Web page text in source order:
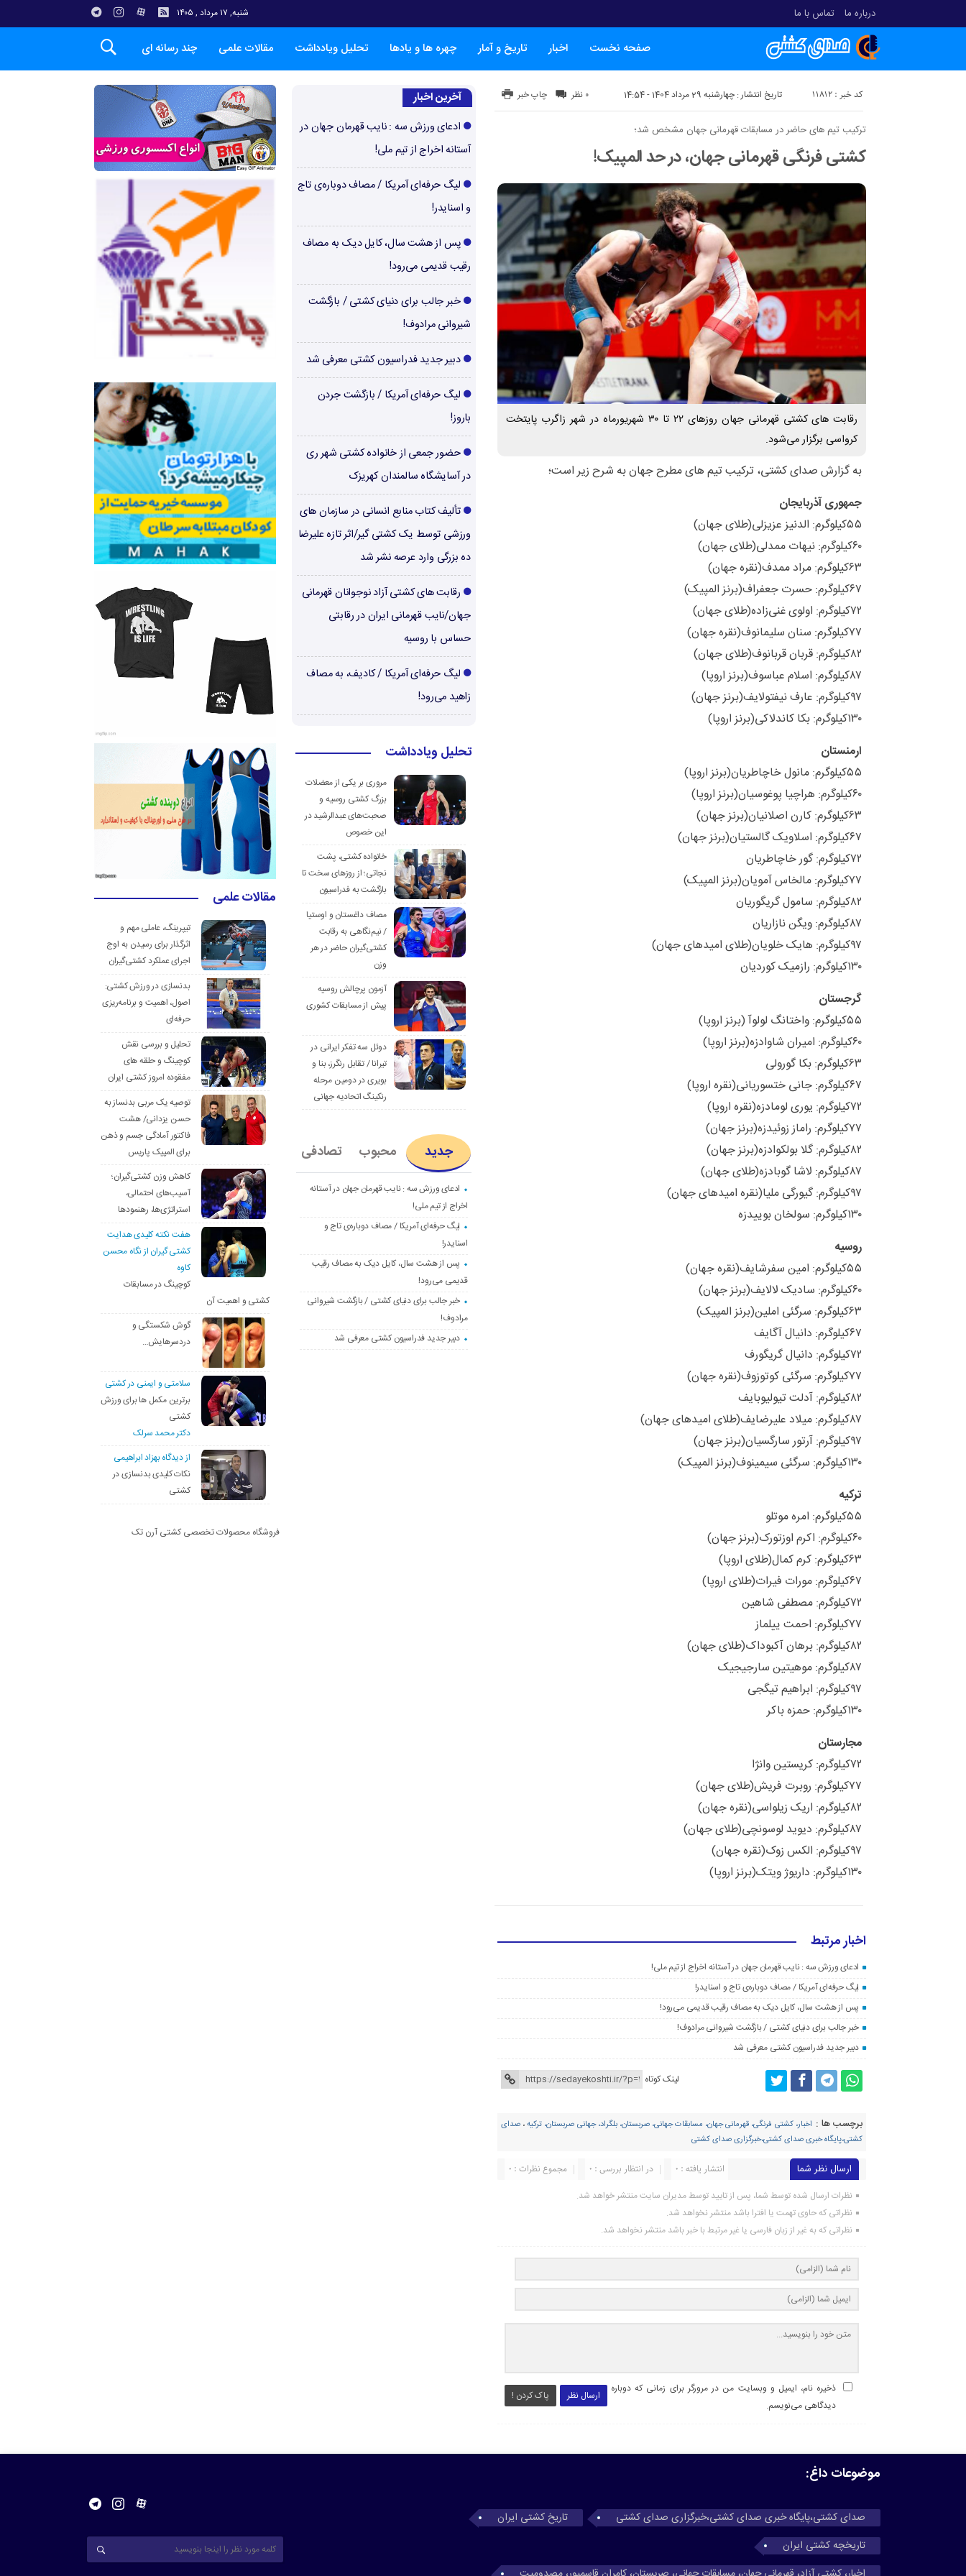
درباره ما تماس با ما شنبه, ۱۷ مرداد , ۱۴۰۵
صفحه نخست اخبار تاریخ و آمار چهره ها و یادها تحلیل ویادداشت مقالات علمی چند رسانه ای
تاریخ انتشار : چهارشنبه 29 مرداد 1404 - 14:54 کد خبر : 11812 چاپ خبر ۰ نظر
ترکیب تیم های حاضر در مسابقات قهرمانی جهان مشخص شد؛
کشتی فرنگی قهرمانی جهان، در حد المپیک!
رقابت های کشتی قهرمانی جهان روزهای ۲۲ تا ۳۰ شهریورماه در شهر زاگرب پایتخت
کرواسی برگزار می‌شود.
به گزارش صدای کشتی، ترکیب تیم های مطرح جهان به شرح زیر است؛
جمهوری آذربایجان
۵۵کیلوگرم: الدنیز عزیزلی(طلای جهان)
۶۰کیلوگرم: نیهات ممدلی(طلای جهان)
۶۳کیلوگرم: مراد ممدف(نقره جهان)
۶۷کیلوگرم: حسرت جعفراف(برنز المپیک)
۷۲کیلوگرم: اولوی غنی‌زاده(طلای جهان)
۷۷کیلوگرم: سنان سلیمانوف(نقره جهان)
۸۲کیلوگرم: قربان قربانوف(طلای جهان)
۸۷کیلوگرم: اسلام عباسوف(برنز اروپا)
۹۷کیلوگرم: عارف نیفتولایف(برنز جهان)
۱۳۰کیلوگرم: بکا کاندلاکی(برنز اروپا)
ارمنستان
۵۵کیلوگرم: مانول خاچاطریان(برنز اروپا)
۶۰کیلوگرم: هراچیا پوغوسیان(برنز اروپا)
۶۳کیلوگرم: کارن اصلانیان(برنز جهان)
۶۷کیلوگرم: اسلاویک گالستیان(برنز جهان)
۷۲کیلوگرم: گور خاچاطریان
۷۷کیلوگرم: مالخاس آمویان(برنز المپیک)
۸۲کیلوگرم: سامول گریگوریان
۸۷کیلوگرم: ویگن نازاریان
۹۷کیلوگرم: هایک خلویان(طلای امیدهای جهان)
۱۳۰کیلوگرم: رازمیک کوردیان
گرجستان
۵۵کیلوگرم: واختانگ لولوآ (برنز اروپا)
۶۰کیلوگرم: امیران شاوادزه(برنز اروپا)
۶۳کیلوگرم: بکا گورولی
۶۷کیلوگرم: جانی ختسوریانی(نقره اروپا)
۷۲کیلوگرم: یوری لومادزه(نقره اروپا)
۷۷کیلوگرم: راماز زوئیدزه(برنز جهان)
۸۲کیلوگرم: گلا بولکوادزه(برنز جهان)
۸۷کیلوگرم: لاشا گوبادزه(طلای جهان)
۹۷کیلوگرم: گیورگی ملیا(نقره امیدهای جهان)
۱۳۰کیلوگرم: سولخان بوییدزه
روسیه
۵۵کیلوگرم: امین سفرشایف(نقره جهان)
۶۰کیلوگرم: سادیک لالایف(برنز جهان)
۶۳کیلوگرم: سرگئی املین(برنز المپیک)
۶۷کیلوگرم: دانیال آگایف
۷۲کیلوگرم: دانیال گریگورف
۷۷کیلوگرم: سرگئی کوتوزوف(نقره جهان)
۸۲کیلوگرم: آدلت تیولیوبایف
۸۷کیلوگرم: میلاد علیرضایف(طلای امیدهای جهان)
۹۷کیلوگرم: آرتور سارگسیان(برنز جهان)
۱۳۰کیلوگرم: سرگئی سیمینوف(برنز المپیک)
ترکیه
۵۵کیلوگرم: امره موتلو
۶۰کیلوگرم: اکرم اوزتورک(برنز جهان)
۶۳کیلوگرم: کرم کمال(طلای اروپا)
۶۷کیلوگرم: مورات فیرات(طلای اروپا)
۷۲کیلوگرم: مصطفی شاهین
۷۷کیلوگرم: احمت ییلماز
۸۲کیلوگرم: برهان آکبوداک(طلای جهان)
۸۷کیلوگرم: موهیتین سارجیجیک
۹۷کیلوگرم: ابراهیم تیگجی
۱۳۰کیلوگرم: حمزه باکر
مجارستان
۷۲کیلوگرم: کریستین وانژا
۷۷کیلوگرم: روبرت فریش(طلای جهان)
۸۲کیلوگرم: اریک زیلواسی(نقره جهان)
۸۷کیلوگرم: دیوید لوسونچی(طلای جهان)
۹۷کیلوگرم: الکس زوک(نقره جهان)
۱۳۰کیلوگرم: داریوژ ویتک(برنز اروپا)
اخبار مرتبط
ادعای ورزش سه : نایب قهرمان جهان در آستانه اخراج از تیم ملی!
لیگ حرفه‌ای آمریکا / مصاف دوباره‌ی تاج و اسنایدر!
پس از هشت سال، کایل دیک به مصاف رقیب قدیمی می‌رود!
خبر جالب برای دنیای کشتی / بازگشت شیروانی مرادوف!
دبیر جدید فدراسیون کشتی معرفی شد
لینک کوتاه
برچسب ها : اخبار، کشتی فرنگی، قهرمانی جهان، مسابقات جهانی، صربستان، بلگراد، جهانی صربستان، ترکیه، صدای
کشتی،پایگاه خبری صدای کشتی،خبرگزاری صدای کشتی
ارسال نظر شما مجموع نظرات : 0 در انتظار بررسی : 0 انتشار یافته : ۰
نظرات ارسال شده توسط شما، پس از تایید توسط مدیران سایت منتشر خواهد شد.
نظراتی که حاوی تهمت یا افترا باشد منتشر نخواهد شد.
نظراتی که به غیر از زبان فارسی یا غیر مرتبط با خبر باشد منتشر نخواهد شد.
ارسال نظر پاک کردن !
ذخیره نام، ایمیل و وبسایت من در مرورگر برای زمانی که دوباره
دیدگاهی می‌نویسم.
آخرین اخبار
ادعای ورزش سه : نایب قهرمان جهان در
آستانه اخراج از تیم ملی!
لیگ حرفه‌ای آمریکا / مصاف دوباره‌ی تاج
و اسنایدر!
پس از هشت سال، کایل دیک به مصاف
رقیب قدیمی می‌رود!
خبر جالب برای دنیای کشتی / بازگشت
شیروانی مرادوف!
دبیر جدید فدراسیون کشتی معرفی شد
لیگ حرفه‌ای آمریکا / بازگشت جردن
باروز!
حضور جمعی از خانواده کشتی شهر ری
در آسایشگاه سالمندان کهریزک
تألیف کتاب منابع انسانی در سازمان های
ورزشی توسط یک کشتی گیر/اثر تازه علیرضا
ده بزرگی وارد عرصه نشر شد
رقابت های کشتی آزاد نوجوانان قهرمانی
جهان/نایب قهرمانی ایران در رقابتی
حساس با روسیه
لیگ حرفه‌ای آمریکا / کادیف، به مصاف
زاهید می‌رود!
تحلیل ویادداشت
مروری بر یکی از معضلات
بزرگ کشتی روسیه و
صحبت‌های عبدالرشید در
این خصوص
خانواده کشتی، پشت
نجاتی؛ از روزهای سخت تا
بازگشت به فدراسیون
مصاف داغستان و اوستیا
/ نیم‌نگاهی به رقابت
کشتی‌گیران حاضر در هر
وزن
آزمون پرچالش روسیه
پیش از مسابقات کشوری
دوئل سه تفکر ایرانی در
تیرانا / تقابل رنگرز، بنا و
بویری در دومین مرحله
رنکینگ اتحادیه جهانی
جدید محبوب تصادفی
ادعای ورزش سه : نایب قهرمان جهان در آستانه
اخراج از تیم ملی!
لیگ حرفه‌ای آمریکا / مصاف دوباره‌ی تاج و
اسنایدر!
پس از هشت سال، کایل دیک به مصاف رقیب
قدیمی می‌رود!
خبر جالب برای دنیای کشتی / بازگشت شیروانی
مرادوف!
دبیر جدید فدراسیون کشتی معرفی شد
مقالات علمی
تیپرینگ، عاملی مهم و
اثرگذار برای رسیدن به اوج
اجرای عملکرد کشتی‌گیران
بدنسازی در ورزش کشتی:
اصول، اهمیت و برنامه‌ریزی
حرفه‌ای
تحلیل و بررسی نقش
کوچینگ و حلقه های
مفقوده امروز کشتی ایران
توصیه یک مربی بدنساز به
حسن یزدانی/ هشت
فاکتور آمادگی جسم و ذهن
برای المپیک پاریس
کاهش وزن کشتی‌گیران؛
آسیب‌های احتمالی،
استراتژی‌ها، رهنمودها
هفت نکته کلیدی هدایت
کشتی گیران از نگاه محسن
کاوه
کوچینگ در مسابقات
کشتی و اهمیت آن
گوش شکستگی و
دردسرهایش…
سلامتی و ایمنی در کشتی
برترین مکمل ها برای ورزش
کشتی
دکتر محمد سرلک
از دیدگاه بهزاد ابراهیمی
نکات کلیدی بدنسازی در
کشتی
فروشگاه محصولات تخصصی کشتی آرن تک
موضوعات داغ:
صدای کشتی،پایگاه خبری صدای کشتی،خبرگزاری صدای کشتی
تاریخ کشتی ایران
تاریخچه کشتی ایران